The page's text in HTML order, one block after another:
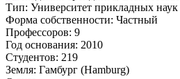
Тип: Университет прикладных наук
Форма собственности: Частный
Профессоров: 9
Год основания: 2010
Студентов: 219
Земля: Гамбург (Hamburg)